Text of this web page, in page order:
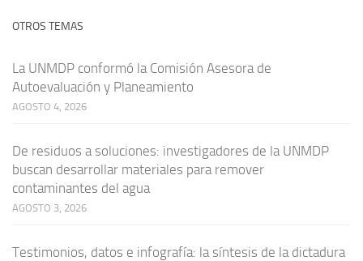
OTROS TEMAS
La UNMDP conformó la Comisión Asesora de
Autoevaluación y Planeamiento
AGOSTO 4, 2026
De residuos a soluciones: investigadores de la UNMDP
buscan desarrollar materiales para remover
contaminantes del agua
AGOSTO 3, 2026
Testimonios, datos e infografía: la síntesis de la dictadura